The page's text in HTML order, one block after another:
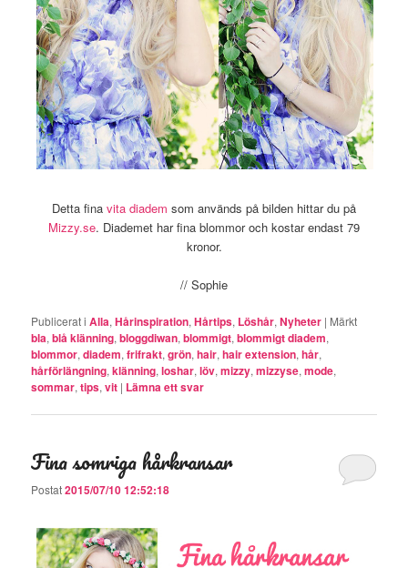
Detta fina vita diadem som används på bilden hittar du på
Mizzy.se. Diademet har fina blommor och kostar endast 79
kronor.
// Sophie
Publicerat i Alla,Hårinspiration,Hårtips, Löshår,Nyheter | Märkt
bla,blå klänning,bloggdiwan,blommigt,blommigt diadem,
blommor,diadem,frifrakt,grön,hair,hair extension,hår,
hårförlängning,klänning,loshar,löv,mizzy,mizzyse,mode,
sommar,tips,vit | Lämna ett svar
Fina somriga hårkransar
Postat2015/07/10 12:52:18